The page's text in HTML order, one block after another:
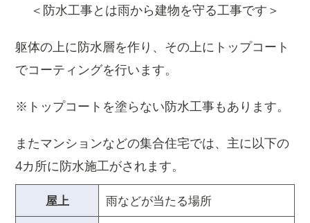
＜防水工事とは雨から建物を守る工事です＞
躯体の上に防水層を作り、その上にトップコート
でコーティングを行います。
※トップコートを塗らない防水工事もあります。
またマンションなどの集合住宅では、主に以下の
4カ所に防水施工がされます。
屋上 雨などが当たる場所